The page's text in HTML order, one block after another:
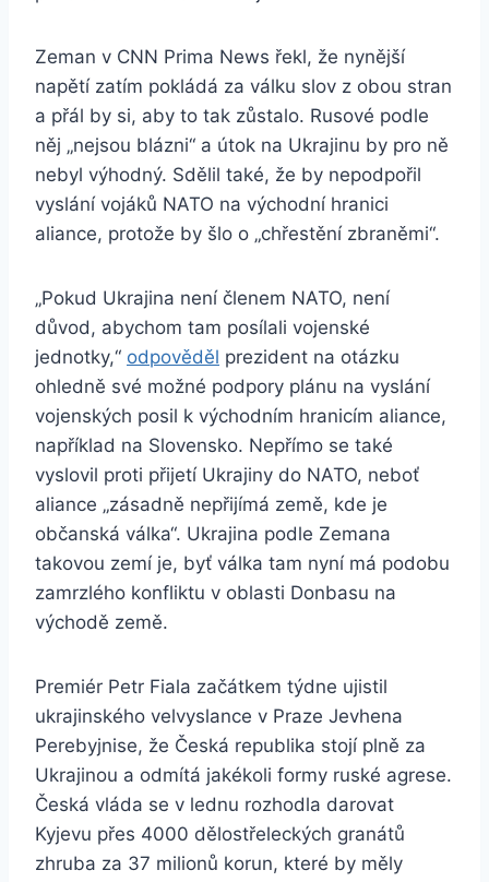
Zeman v CNN Prima News řekl, že nynější
napětí zatím pokládá za válku slov z obou stran
a přál by si, aby to tak zůstalo. Rusové podle
něj „nejsou blázni“ a útok na Ukrajinu by pro ně
nebyl výhodný. Sdělil také, že by nepodpořil
vyslání vojáků NATO na východní hranici
aliance, protože by šlo o „chřestění zbraněmi“.
„Pokud Ukrajina není členem NATO, není
důvod, abychom tam posílali vojenské
jednotky,“ odpověděl prezident na otázku
ohledně své možné podpory plánu na vyslání
vojenských posil k východním hranicím aliance,
například na Slovensko. Nepřímo se také
vyslovil proti přijetí Ukrajiny do NATO, neboť
aliance „zásadně nepřijímá země, kde je
občanská válka“. Ukrajina podle Zemana
takovou zemí je, byť válka tam nyní má podobu
zamrzlého konfliktu v oblasti Donbasu na
východě země.
Premiér Petr Fiala začátkem týdne ujistil
ukrajinského velvyslance v Praze Jevhena
Perebyjnise, že Česká republika stojí plně za
Ukrajinou a odmítá jakékoli formy ruské agrese.
Česká vláda se v lednu rozhodla darovat
Kyjevu přes 4000 dělostřeleckých granátů
zhruba za 37 milionů korun, které by měly